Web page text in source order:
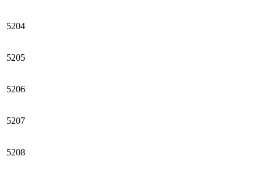
5204
5205
5206
5207
5208